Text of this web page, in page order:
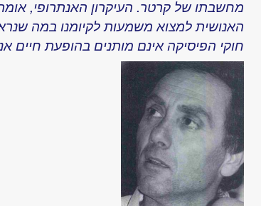
מחשבתו של קרטר. העיקרון האנתרופי,
האנושית למצוא משמעות לקיומנו במה
חוקי הפיסיקה אינם מותנים בהופעת חיים